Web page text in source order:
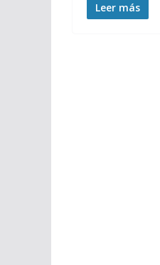
Leer más